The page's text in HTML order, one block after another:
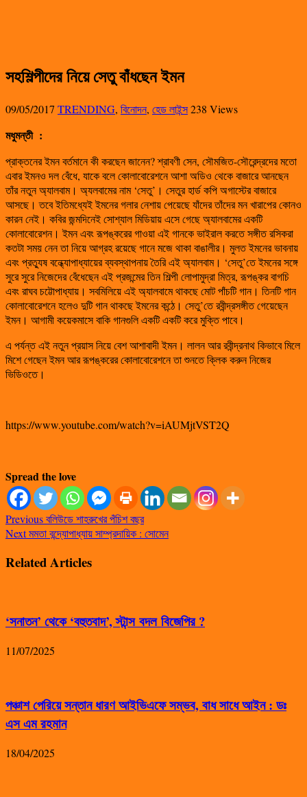
সহশিল্পীদের নিয়ে সেতু বাঁধছেন ইমন
09/05/2017 TRENDING, বিনোদন, হেড লাইন্স238 Views
মধুমন্তী :
প্রাক্তনের ইমন বর্তমানে কী করছেন জানেন? শ্রাবণী সেন, সৌমজিত-সৌরেন্দ্রদের মতো
এবার ইমনও দল বেঁধে, যাকে বলে কোলাবোরেশনে আশা অডিও থেকে বাজারে আনছেন
তাঁর নতুন অ্যালবাম। অ্যলবামের নাম ‘সেতু’। সেতুর হার্ড কপি অগাস্টের বাজারে
আসছে। তবে ইতিমধ্যেই ইমনের গলার নেশায় পেয়েছে যাঁদের তাঁদের মন খারাপের কোনও
কারন নেই। কবির জন্মদিনেই সোশ্যাল মিডিয়ায় এসে গেছে অ্যালবামের একটি
কোলাবোরেশন। ইমন এবং রূপঙ্করের গাওয়া এই গানকে ভাইরাল করতে সঙ্গীত রসিকরা
কতটা সময় নেন তা নিয়ে আগ্রহ রয়েছে গানে মজে থাকা বাঙালীর। মুলত ইমনের ভাবনায়
এবং প্রত্যুষ বন্ধ্যোপাধ্যায়ের ব্যবস্থাপনায় তৈরি এই অ্যালবাম। ‘সেতু’তে ইমনের সঙ্গে
সুরে সুরে নিজেদের বেঁধেছেন এই প্রজন্মের তিন শিল্পী লোপামুদ্রা মিত্র, রূপঙ্কর বাগচি
এবং রাঘব চট্টোপাধ্যায়। সবমিলিয়ে এই অ্যালবামে থাকছে মোট পাঁচটি গান। তিনটি গান
কোলাবোরেশনে হলেও দুটি গান থাকছে ইমনের কন্ঠে। সেতু’তে রবীন্দ্রসঙ্গীত গেয়েছেন
ইমন। আগামী কয়েকমাসে বাকি গানগুলি একটি একটি করে মুক্তি পাবে।
এ পর্যন্ত এই নতুন প্রয়াস নিয়ে বেশ আশাবাদী ইমন। লালন আর রবীন্দ্রনাথ কিভাবে মিলে
মিশে গেছেন ইমন আর রূপঙ্করের কোলাবোরেশনে তা শুনতে ক্লিক করুন নিজের
ভিডিওতে।
https://www.youtube.com/watch?v=iAUMjtVST2Q
Spread the love
Previousবলিউডে শাহরুখের পঁচিশ বছর
Nextমমতা বন্দ্যোপাধ্যায় সাম্প্রদায়িক : সোমেন
Related Articles
‘সনাতন’ থেকে ‘বহুতবাদ’, স্টান্স বদল বিজেপির ?
11/07/2025
পঞ্চাশ পেরিয়ে সন্তান ধারণ আইভিএফে সম্ভব, বাধ সাধে আইন : ডঃ
এস এম রহমান
18/04/2025